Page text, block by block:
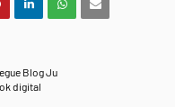
Blog Ju
digital